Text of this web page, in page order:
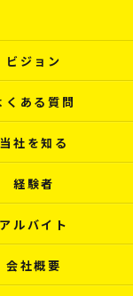
ビジョン
くある質問
当社を知る
経験者
アルバイト
会社概要